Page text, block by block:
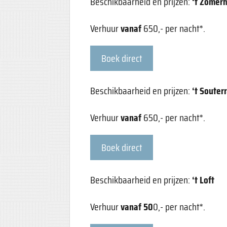
Verhuurvanaf650,- per nacht*.
Boek direct
Beschikbaarheid en prijzen:‘t
Verhuurvanaf650,- per nacht*.
Boek direct
Beschikbaarheid en prijzen:‘t Loft
Verhuurvanaf 500,- per nacht*.